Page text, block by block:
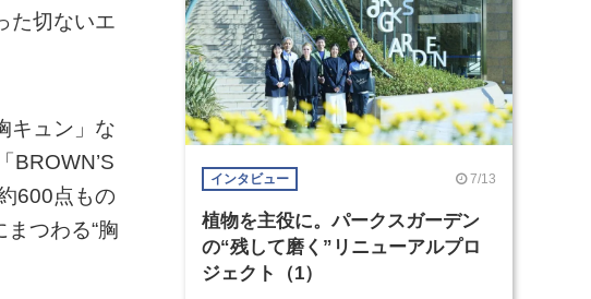
た切ないエ
キュン」な
BROWN’S
600点もの
つわる“胸
インタビュー 7/13
植物を主役に。パークスガーデン
の“残して磨く”リニューアルプロ
ジェクト（1）